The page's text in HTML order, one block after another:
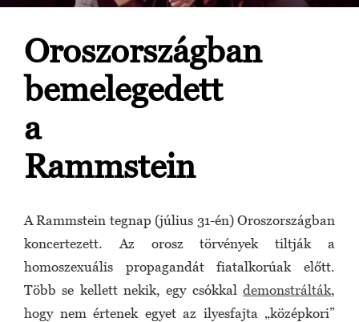
Oroszországban
bemelegedett
a
Rammstein
A Rammstein tegnap (július 31-én) Oroszországban
koncertezett. Az orosz törvények tiltják a
homoszexuális propagandát fiatalkorúak előtt.
Több se kellett nekik, egy csókkal demonstrálták,
hogy nem értenek egyet az ilyesfajta „középkori”